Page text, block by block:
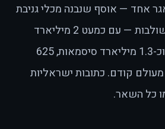
מאגר אחד — אוסף שנבנה מכלי גניבת
סיסמאות ורשימות משולבות — עם כמעט 2 מיליארד
כתובות מייל ייחודיות וכ-1.3 מיליארד סיסמאות, 625
מעולם קודם. כתובות ישראליות
כל השאר.